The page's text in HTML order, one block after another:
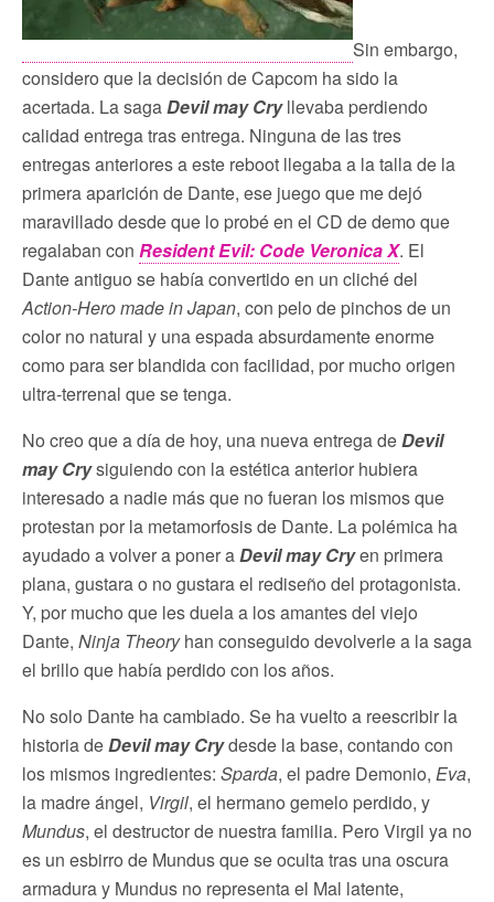
Sin embargo,
considero que la decisión de Capcom ha sido la
acertada. La saga Devil may Cryllevaba perdiendo
calidad entrega tras entrega. Ninguna de las tres
entregas anteriores a este reboot llegaba a la talla de la
primera aparición de Dante, ese juego que me dejó
maravillado desde que lo probé en el CD de demo que
regalaban con Resident Evil: Code Veronica X. El
Dante antiguo se había convertido en un cliché del
Action-Hero made in Japan, con pelo de pinchos de un
color no natural y una espada absurdamente enorme
como para ser blandida con facilidad, por mucho origen
ultra-terrenal que se tenga.
No creo que a día de hoy, una nueva entrega de Devil
may Crysiguiendo con la estética anterior hubiera
interesado a nadie más que no fueran los mismos que
protestan por la metamorfosis de Dante. La polémica ha
ayudado a volver a poner a Devil may Cryen primera
plana, gustara o no gustara el rediseño del protagonista.
Y, por mucho que les duela a los amantes del viejo
Dante, Ninja Theoryhan conseguido devolverle a la saga
el brillo que había perdido con los años.
No solo Dante ha cambiado. Se ha vuelto a reescribir la
historia de Devil may Crydesde la base, contando con
los mismos ingredientes: Sparda, el padre Demonio, Eva,
la madre ángel, Virgil, el hermano gemelo perdido, y
Mundus, el destructor de nuestra familia. Pero Virgil ya no
es un esbirro de Mundus que se oculta tras una oscura
armadura y Mundus no representa el Mal latente,